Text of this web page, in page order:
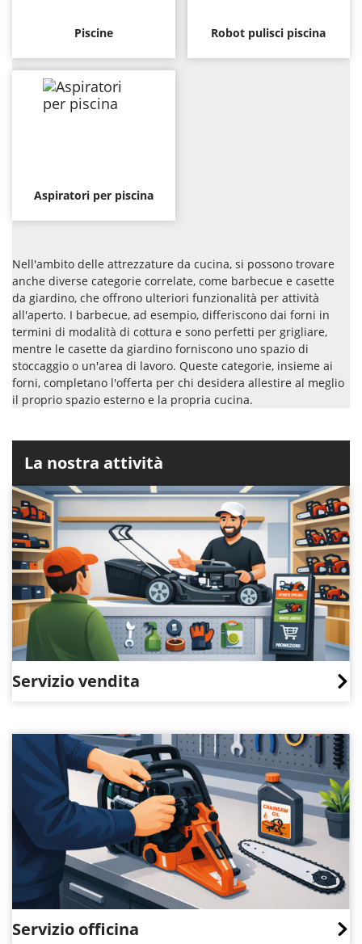
Piscine Robot pulisci piscina
Aspiratori per piscina
Nell'ambito delle attrezzature da cucina, si possono trovare
anche diverse categorie correlate, come barbecue e casette
da giardino, che offrono ulteriori funzionalità per attività
all'aperto. I barbecue, ad esempio, differiscono dai forni in
termini di modalità di cottura e sono perfetti per grigliare,
mentre le casette da giardino forniscono uno spazio di
stoccaggio o un'area di lavoro. Queste categorie, insieme ai
forni, completano l'offerta per chi desidera allestire al meglio
il proprio spazio esterno e la propria cucina.
La nostra attività
Servizio vendita
Servizio officina